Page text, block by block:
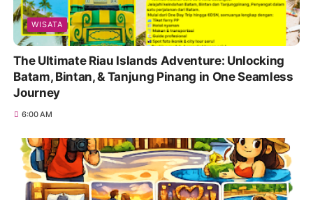
WISATA
The Ultimate Riau Islands Adventure: Unlocking
Batam, Bintan, & Tanjung Pinang in One Seamless
Journey
6:00 AM